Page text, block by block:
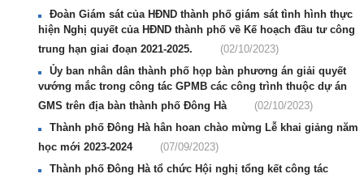
Đoàn Giám sát của HĐND thành phố giám sát tình hình thực
hiện Nghị quyết của HĐND thành phố về Kế hoạch đầu tư công
trung hạn giai đoạn 2021-2025.
(02/10/2023)
Ủy ban nhân dân thành phố họp bàn phương án giải quyết
vướng mắc trong công tác GPMB các công trình thuộc dự án
GMS trên địa bàn thành phố Đông Hà
(02/10/2023)
Thành phố Đông Hà hân hoan chào mừng Lễ khai giảng năm
học mới 2023-2024
(07/09/2023)
Thành phố Đông Hà tổ chức Hội nghị tổng kết công tác